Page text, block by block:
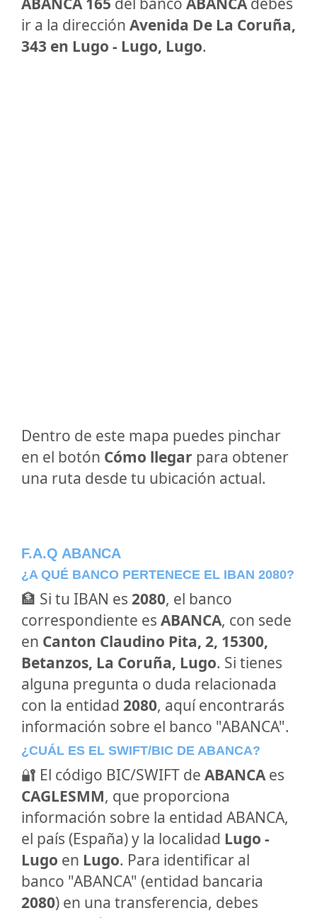
ir a la dirección Avenida De La Coruña,
343 en Lugo - Lugo, Lugo.
Dentro de este mapa puedes pinchar
en el botón Cómo llegar para obtener
una ruta desde tu ubicación actual.
F.A.Q ABANCA
¿A QUÉ BANCO PERTENECE EL IBAN 2080?
🏦 Si tu IBAN es 2080, el banco
correspondiente es ABANCA, con sede
en Canton Claudino Pita, 2, 15300,
Betanzos, La Coruña, Lugo. Si tienes
alguna pregunta o duda relacionada
con la entidad 2080, aquí encontrarás
información sobre el banco "ABANCA".
¿CUÁL ES EL SWIFT/BIC DE ABANCA?
🔐 El código BIC/SWIFT de ABANCAes
CAGLESMM, que proporciona
información sobre la entidad ABANCA,
el país (España) y la localidad Lugo -
Lugo en Lugo. Para identificar al
banco "ABANCA" (entidad bancaria
2080) en una transferencia, debes